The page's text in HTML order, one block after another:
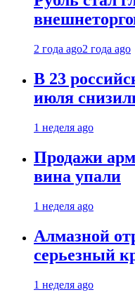
2 года ago2 года ago
В 23
июля
1 неделя ago
Продажи
вина упали
1 неделя ago
Алмазной
серьезный
1 неделя ago